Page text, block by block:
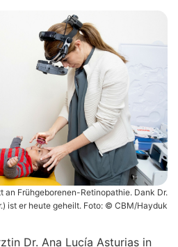
Frühgeborenen-Retinopathie. Dank Dr.
ist er heute geheilt. Foto: © CBM/Hayduk
Dr. Ana Lucía Asturias in